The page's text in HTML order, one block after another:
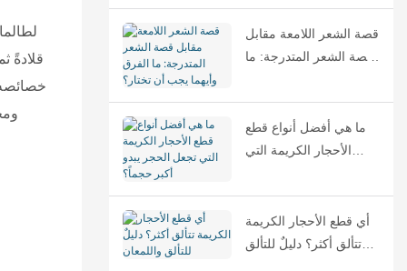
قلادةً
خصائصه
اللمعان هو الأفضل؟
قصة الشعر اللامعة مقابل
قصة الشعر المتدرجة: ما
تختار؟
ما هي أفضل أنواع قطع
الأحجار الكريمة التي
حجماً؟
أي قطع الأحجار الكريمة
تتألق أكثر؟ دليلٌ للتألق